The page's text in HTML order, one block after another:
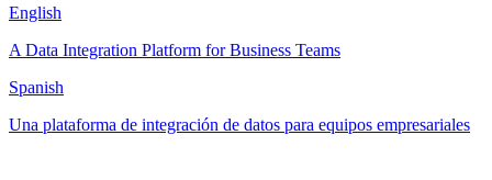
English
A Data Integration Platform for Business Teams
Spanish
Una plataforma de integración de datos para equipos empresariales